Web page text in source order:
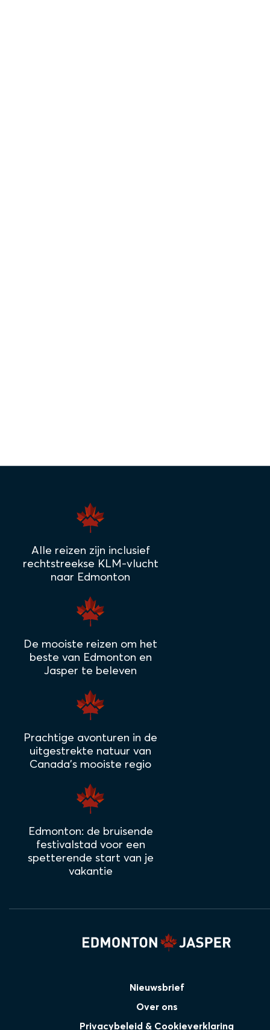
Alle reizen zijn inclusief
rechtstreekse KLM-vlucht
naar Edmonton
De mooiste reizen om het
beste van Edmonton en
Jasper te beleven
Prachtige avonturen in de
uitgestrekte natuur van
Canada's mooiste regio
Edmonton: de bruisende
festivalstad voor een
spetterende start van je
vakantie
Nieuwsbrief
Over ons
Privacybeleid & Cookieverklaring